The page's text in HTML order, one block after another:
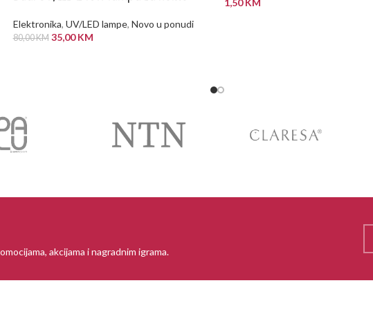
Elektronika, UV/LED lampe, Novo u ponudi
80,00KM 35,00KM
1,50KM
akcijama i nagradnim igrama.